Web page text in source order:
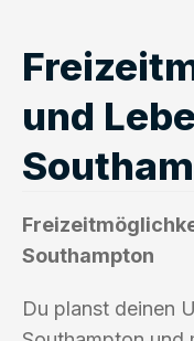
und
Southampton
Du planst deinen